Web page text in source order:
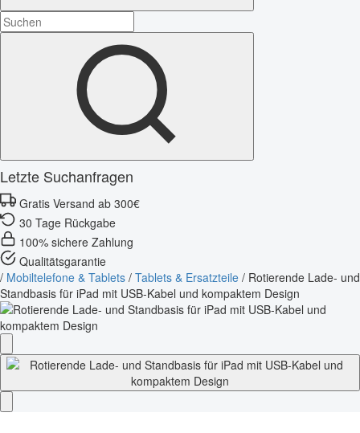
Letzte Suchanfragen
Gratis Versand ab 300€
30 Tage Rückgabe
100% sichere Zahlung
Qualitätsgarantie
/ Mobiltelefone & Tablets / Tablets & Ersatzteile / Rotierende Lade- und
Standbasis für iPad mit USB-Kabel und kompaktem Design